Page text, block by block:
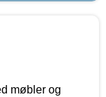
møbler og